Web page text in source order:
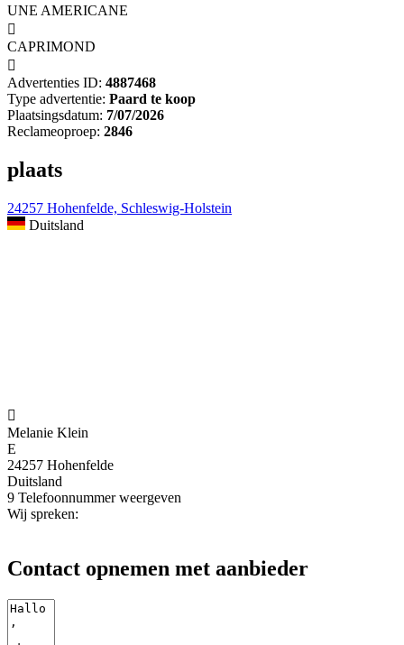
UNE AMERICANE

CAPRIMOND

Advertenties ID: 4887468
Type advertentie: Paard te koop
Plaatsingsdatum: 7/07/2026
Reclameoproep: 2846
plaats
24257 Hohenfelde, Schleswig-Holstein
Duitsland

Melanie Klein
E
24257 Hohenfelde
Duitsland
9 Telefoonnummer weergeven
Wij spreken:
Contact opnemen met aanbieder